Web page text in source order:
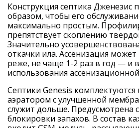
Конструкция септика Дженезис
образом, чтобы его
максимально простым.
препятствует скоплению
Значительно
откачки ила. Ассенизация
реже, не чаще 1-2 раз в год — и
использования
Септики Genesis
аэратором с улучшенной
служит дольше. Предусмотрена
блокировки запахов. В состав